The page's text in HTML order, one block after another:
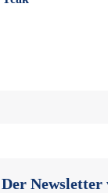
Der